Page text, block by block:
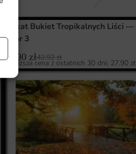
Plakat Bukiet Tropikalnych Liści —
wzór 3
27.90 zł42.92zł
Najniższa cena z ostatnich 30 dni: 27.90 zł